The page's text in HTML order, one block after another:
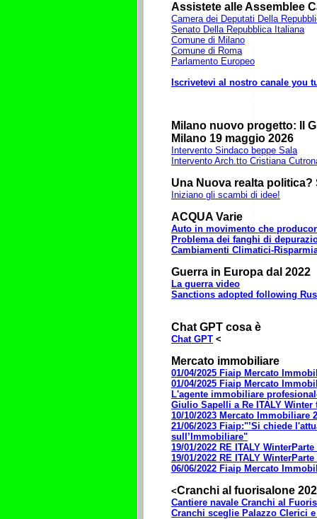
Assistete alle Assemblee
Camera dei Deputati Della
Senato Della Repubblica Italiana
Comune di Milano
Comune di Roma
Parlamento Europeo
Iscrivetevi al nostro canale you
Milano nuovo progetto: Il
Milano 19 maggio 2026
Intervento Sindaco beppe Sala
Intervento Arch.tto Cristiana
Una Nuova realta politica?
Iniziano gli scambi di idee!
ACQUA Varie
Auto in movimento che
Problema dei fanghi di
Cambiamenti Climatici-
Guerra in Europa dal 2022
La guerra video
Sanctions adopted following
Chat GPT cosa è
Chat GPT <
Mercato immobiliare
01/04/2025 Fiaip Mercato
01/04/2025 Fiaip Mercato
L'agente immobiliare
Giulio Sapelli a Re ITALY Winter
10/10/2023 Mercato Immobiliare
21/06/2023 Fiaip:"’Si chiede
sull’Immobiliare"
19/01/2022 RE ITALY WinterParte
19/01/2022 RE ITALY WinterParte
06/06/2022 Fiaip Mercato
<Cranchi al fuorisalone
Cantiere navale Cranchi al
Cranchi sceglie Palazzo Clerici